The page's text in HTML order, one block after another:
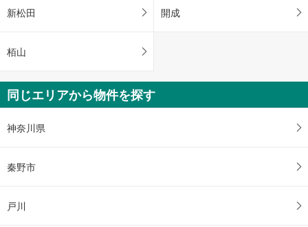
新松田 開成
栢山
同じエリアから物件を探す
神奈川県
秦野市
戸川